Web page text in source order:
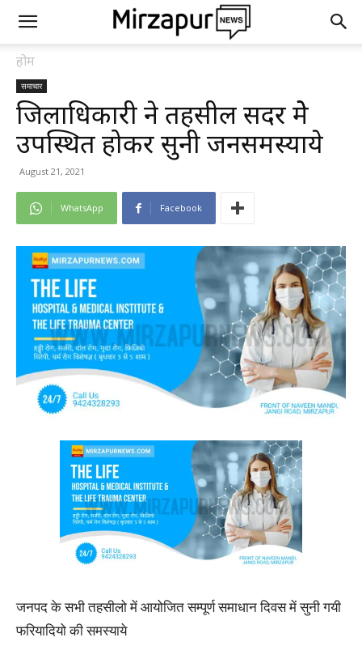
होम
समाचार
जिलाधिकारी ने तहसील सदर मेेे
उपस्थित होकर सुनी जनसमस्याये
August 21, 2021
WhatsApp Facebook
जनपद के सभी तहसीलो में आयोजित सम्पूर्ण समाधान दिवस में सुनी गयी
फरियादियो की समस्याये